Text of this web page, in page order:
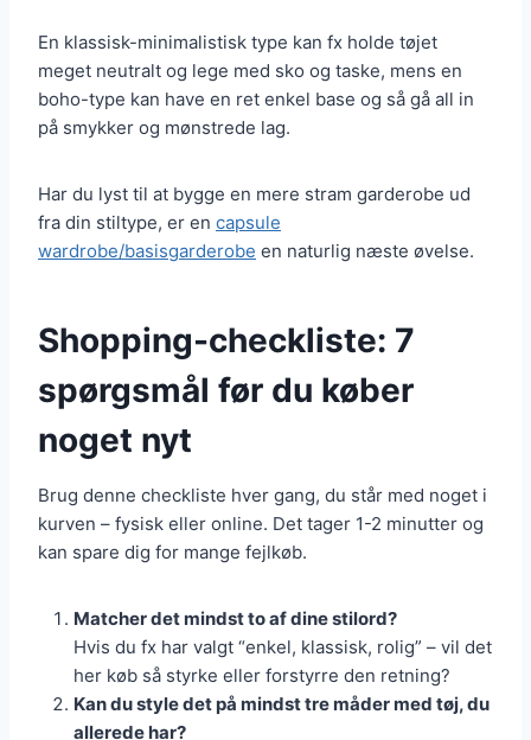
En klassisk-minimalistisk type kan fx holde tøjet
meget neutralt og lege med sko og taske, mens en
boho-type kan have en ret enkel base og så gå all in
på smykker og mønstrede lag.
Har du lyst til at bygge en mere stram garderobe ud
fra din stiltype, er en capsule
wardrobe/basisgarderobe en naturlig næste øvelse.
Shopping-checkliste: 7
spørgsmål før du køber
noget nyt
Brug denne checkliste hver gang, du står med noget i
kurven – fysisk eller online. Det tager 1-2 minutter og
kan spare dig for mange fejlkøb.
Matcher det mindst to af dine stilord?
Hvis du fx har valgt “enkel, klassisk, rolig” – vil det
her køb så styrke eller forstyrre den retning?
Kan du style det på mindst tre måder med tøj, du
allerede har?